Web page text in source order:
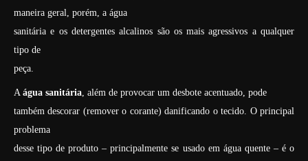
maneira geral, porém, a água
sanitária e os detergentes alcalinos são os mais agressivos a qualquer
tipo de
peça.
A água sanitária, além de provocar um desbote acentuado, pode
também descorar (remover o corante) danificando o tecido. O principal
problema
desse tipo de produto – principalmente se usado em água quente – é o